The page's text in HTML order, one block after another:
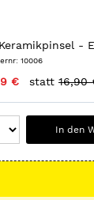
-
10006
€ statt 16,90
In den